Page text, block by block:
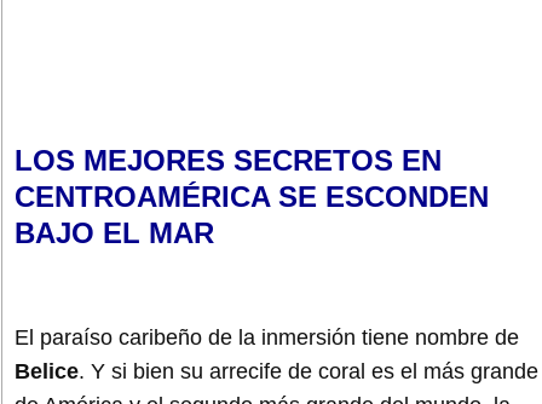
LOS MEJORES SECRETOS EN
CENTROAMÉRICA SE ESCONDEN
BAJO EL MAR
El paraíso caribeño de la inmersión tiene nombre de
Belice. Y si bien su arrecife de coral es el más grande